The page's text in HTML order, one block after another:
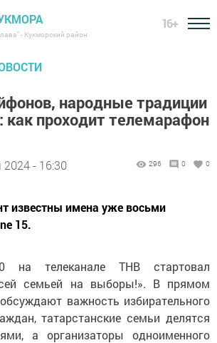
- Кукморский район
16+
народные традиции
проходит телемарафон
2024 - 16:30 296 0 0
известны имена уже восьми
15.
на телеканале ТНВ стартовал
семьей на выборы!». В прямом
важность избирательного
татарстанские семьи делятся
а организаторы одноименного